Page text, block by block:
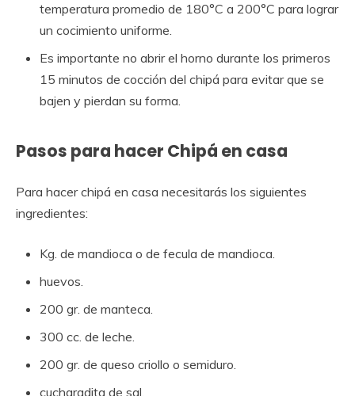
temperatura promedio de 180°C a 200°C para lograr
un cocimiento uniforme.
Es importante no abrir el horno durante los primeros
15 minutos de cocción del chipá para evitar que se
bajen y pierdan su forma.
Pasos para hacer Chipá en casa
Para hacer chipá en casa necesitarás los siguientes
ingredientes:
Kg. de mandioca o de fecula de mandioca.
huevos.
200 gr. de manteca.
300 cc. de leche.
200 gr. de queso criollo o semiduro.
cucharadita de sal.